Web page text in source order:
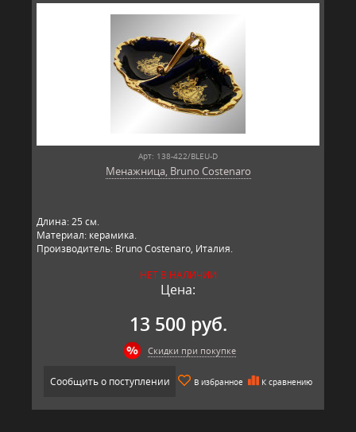
Арт: 138-422/BLEU-D
Менажница, Bruno Costenaro
Длина: 25 см.
Материал: керамика.
Производитель: Bruno Costenaro, Италия.
НЕТ В НАЛИЧИИ
Цена:
13 500 руб.
Скидки при покупке
Сообщить о поступлении В избранное К сравнению